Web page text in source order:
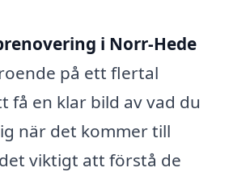
i Norr-Hede
på ett flertal
få en klar bild av vad du
när det kommer till
viktigt att förstå de